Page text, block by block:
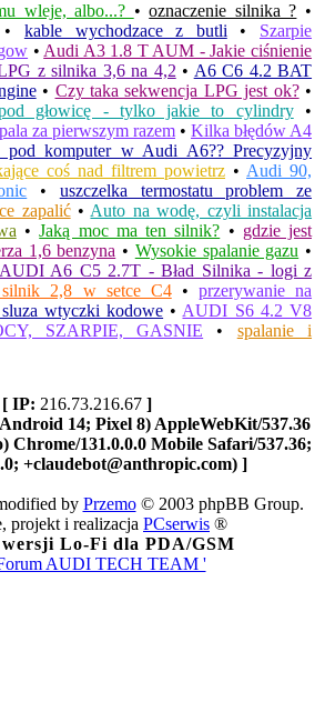
wleje, albo...? •oznaczenie silnika ? •
kable wychodzace z butli • Szarpie
• Audi A3 1.8 T AUM - Jakie ciśnienie
z silnika 3,6 na 4,2 • A6 C6 4.2 BAT
• Czy taka sekwencja LPG jest ok?•
głowicę - tylko jakie to cylindry•
za pierwszym razem • Kilka błędów A4
pod komputer w Audi A6?? Precyzyjny
coś nad filtrem powietrz • Audi 90,
• uszczelka termostatu problem ze
zapalić• Auto na wodę, czyli instalacja
•Jaką moc ma ten silnik? • gdzie jest
1,6 benzyna • Wysokie spalanie gazu •
AUDI A6 C5 2.7T - Bład Silnika - logi z
2,8 w setce C4• przerywanie na
wtyczki kodowe • AUDI S6 4.2 V8
SZARPIE, GASNIE • spalanie i
[ IP: 216.73.216.67 ]
14; Pixel 8) AppleWebKit/537.36
131.0.0.0 Mobile Safari/537.36;
+claudebot@anthropic.com) ]
by Przemo© 2003 phpBB Group.
projekt i realizacja PCserwis ®
Lo-Fi dla PDA/GSM
AUDI TECH TEAM '